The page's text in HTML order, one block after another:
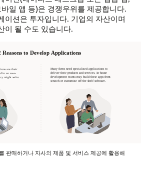
일 앱 등)은 경쟁우위를 제공합니다.
이션은 투자입니다. 기업의 자산이며
이 될 수도 있습니다.
판매하거나 자사의 제품 및 서비스 제공에 활용해